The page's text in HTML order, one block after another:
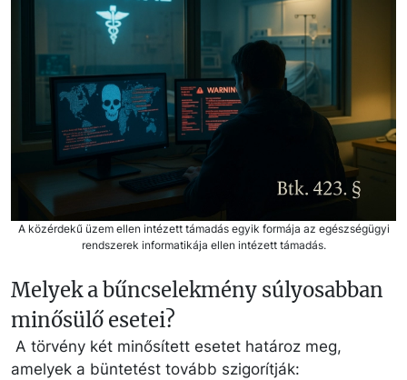
A közérdekű üzem ellen intézett támadás egyik formája az egészségügyi
rendszerek informatikája ellen intézett támadás.
Melyek a bűncselekmény súlyosabban
minősülő esetei?
A törvény két minősített esetet határoz meg,
amelyek a büntetést tovább szigorítják: